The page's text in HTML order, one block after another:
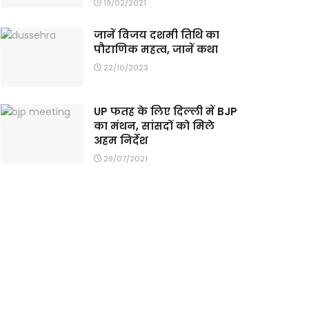
19/02/2021
जानें विजय दशमी तिथि का
पौराणिक महत्व, जानें कथा
22/10/2023
UP फतह के लिए दिल्ली में BJP
का मंथन, सांसदों को मिले
अहम निर्देश
29/07/2021